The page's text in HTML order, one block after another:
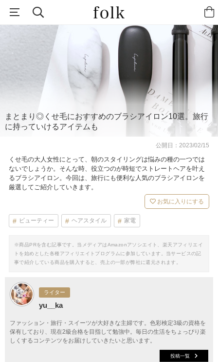
まとまり◎くせ毛におすすめのブラシアイロン10選。旅行
に持っていけるアイテムも
公開日：2023/02/15
くせ毛の大人女性にとって、朝のスタイリングは悩みの種の一つでは
ないでしょうか。そんな時、役立つのが時短でストレートヘアを叶え
るブラシアイロン。今回は、旅行にも便利な人気のブラシアイロンを
厳選してご紹介していきます。
お気に入りにする
ビューティー ヘアスタイル 家電
※商品PRを含む記事です。当メディアはAmazonアソシエイト、楽天アフィリエイ
トを始めとした各種アフィリエイトプログラムに参加しています。当サービスの記
事で紹介している商品を購入すると、売上の一部が弊社に還元されます。
ライター
yu__ka
ファッション・旅行・スイーツが大好きな主婦です。色彩検定3級の資格を
保有しており、現在2級合格を目指して勉強中。毎日の生活をちょっぴり楽
しくするコンテンツをお届けしていきたいと思います。
投稿一覧